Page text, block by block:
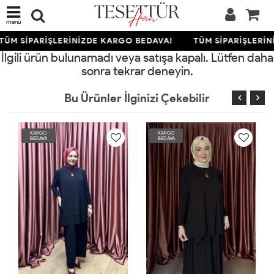
menü
SİPARİŞLERİNİZDE KARGO BEDAVA! TÜM
İlgili ürün bulunamadı veya satışa kapalı. Lütfen daha
sonra tekrar deneyin.
Bu Ürünler İlginizi Çekebilir
KARGO
BEDAVA